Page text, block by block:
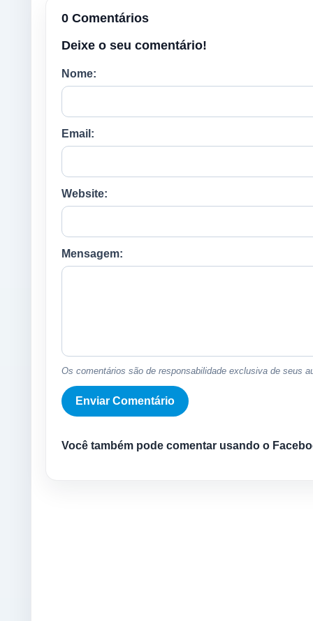
0 Comentários
Deixe o seu comentário!
Nome:
Email:
Website:
Mensagem:
Os comentários são de responsabilidade exclusiva de seus
Você também pode comentar usando o